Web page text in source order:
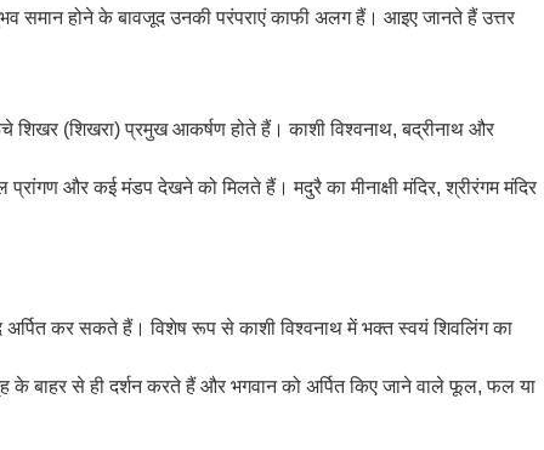
समान होने के बावजूद उनकी परंपराएं काफी अलग हैं। आइए जानते हैं उत्तर
शिखर (शिखरा) प्रमुख आकर्षण होते हैं। काशी विश्वनाथ, बद्रीनाथ और
प्रांगण और कई मंडप देखने को मिलते हैं। मदुरै का मीनाक्षी मंदिर, श्रीरंगम मंदिर
अर्पित कर सकते हैं। विशेष रूप से काशी विश्वनाथ में भक्त स्वयं शिवलिंग का
के बाहर से ही दर्शन करते हैं और भगवान को अर्पित किए जाने वाले फूल, फल या